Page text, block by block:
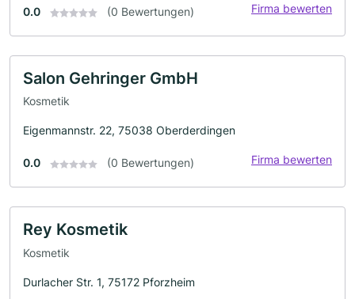
0.0 (0 Bewertungen) Firma bewerten
Salon Gehringer GmbH
Kosmetik
Eigenmannstr. 22, 75038 Oberderdingen
0.0 (0 Bewertungen) Firma bewerten
Rey Kosmetik
Kosmetik
Durlacher Str. 1, 75172 Pforzheim